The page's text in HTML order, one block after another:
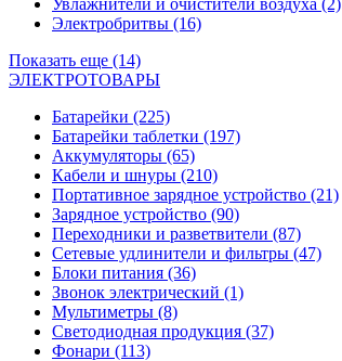
Увлажнители и очистители воздуха (2)
Электробритвы (16)
Показать еще (14)
ЭЛЕКТРОТОВАРЫ
Батарейки (225)
Батарейки таблетки (197)
Аккумуляторы (65)
Кабели и шнуры (210)
Портативное зарядное устройство (21)
Зарядное устройство (90)
Переходники и разветвители (87)
Сетевые удлинители и фильтры (47)
Блоки питания (36)
Звонок электрический (1)
Мультиметры (8)
Светодиодная продукция (37)
Фонари (113)